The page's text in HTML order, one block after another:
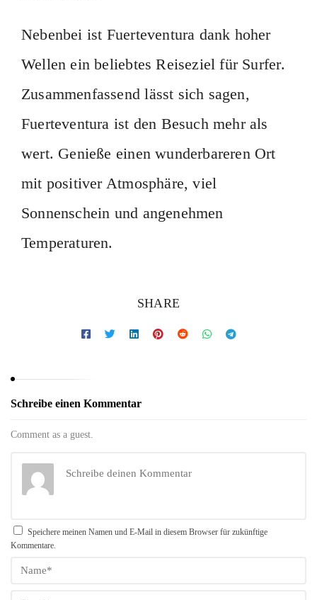
Nebenbei ist Fuerteventura dank hoher
Wellen ein beliebtes Reiseziel für Surfer.
Zusammenfassend lässt sich sagen,
Fuerteventura ist den Besuch mehr als
wert. Genieße einen wunderbareren Ort
mit positiver Atmosphäre, viel
Sonnenschein und angenehmen
Temperaturen.
SHARE
Schreibe einen Kommentar
Comment as a guest.
Speichere meinen Namen und E-Mail in diesem Browser für zukünftige
Kommentare.